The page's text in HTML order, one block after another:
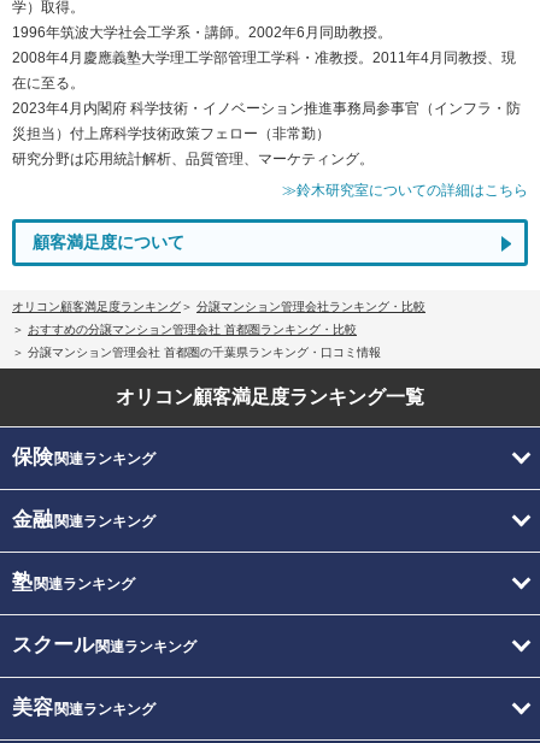
学）取得。
1996年筑波大学社会工学系・講師。2002年6月同助教授。
2008年4月慶應義塾大学理工学部管理工学科・准教授。2011年4月同教授、現
在に至る。
2023年4月内閣府 科学技術・イノベーション推進事務局参事官（インフラ・防
災担当）付上席科学技術政策フェロー（非常勤）
研究分野は応用統計解析、品質管理、マーケティング。
≫鈴木研究室についての詳細はこちら
顧客満足度について
オリコン顧客満足度ランキング
分譲マンション管理会社ランキング・比較
おすすめの分譲マンション管理会社 首都圏ランキング・比較
分譲マンション管理会社 首都圏の千葉県ランキング・口コミ情報
オリコン顧客満足度ランキング一覧
保険関連ランキング
金融関連ランキング
塾関連ランキング
スクール関連ランキング
美容関連ランキング